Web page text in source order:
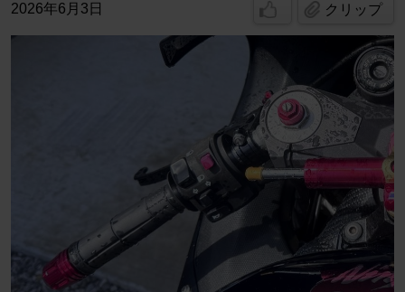
2026年6月3日 クリップ